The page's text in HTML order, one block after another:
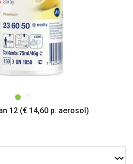
12 (€ 14,60 p. aerosol)